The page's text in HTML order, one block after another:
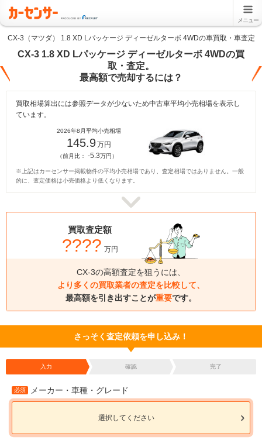
メニュー
CX-3（マツダ） 1.8 XD Lパッケージ ディーゼルターボ 4WDの車買取・車査定
CX-3 1.8 XD Lパッケージ ディーゼルターボ 4WDの買
取・査定。
最高額で売却するには？
買取相場算出には参照データが少ないため中古車平均小売相場を表示し
ています。
2026年8月平均小売相場
145.9万円
（前月比： -5.3万円）
※上記はカーセンサー掲載物件の平均小売相場であり、査定相場ではありません。一般
的に、査定価格は小売価格より低くなります。
買取査定額
???? 万円
CX-3の高額査定を狙うには、
より多くの買取業者の査定を比較して、
最高額を引き出すことが重要です。
さっそく査定依頼を申し込み！
入力 確認 完了
必須 メーカー・車種・グレード
選択してください